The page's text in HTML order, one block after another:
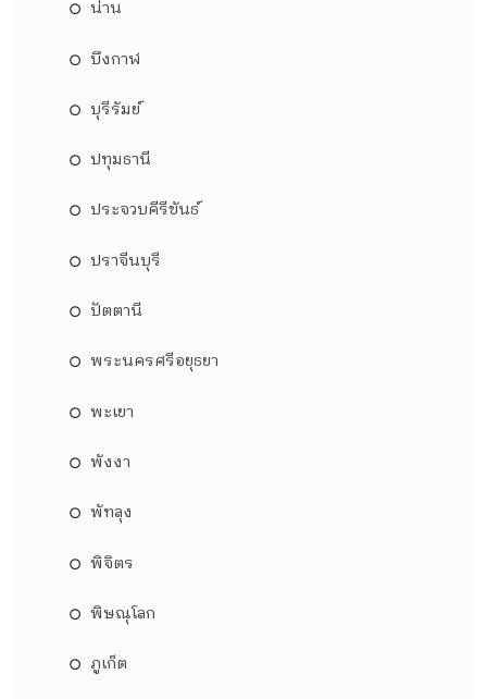
น่าน
บึงกาฬ
บุรีรัมย์
ปทุมธานี
ประจวบคีรีขันธ์
ปราจีนบุรี
ปัตตานี
พระนครศรีอยุธยา
พะเยา
พังงา
พัทลุง
พิจิตร
พิษณุโลก
ภูเก็ต